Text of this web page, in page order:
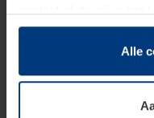
dienstverlening hebben
Juridisch zijn wij
onze pagina's absoluut
soorten cookies is uw
Alle